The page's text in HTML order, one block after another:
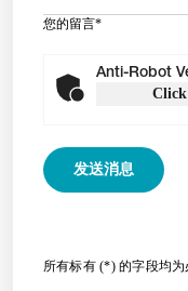
您的留言*
Anti-Robot
所有标有 (*) 的字段均为